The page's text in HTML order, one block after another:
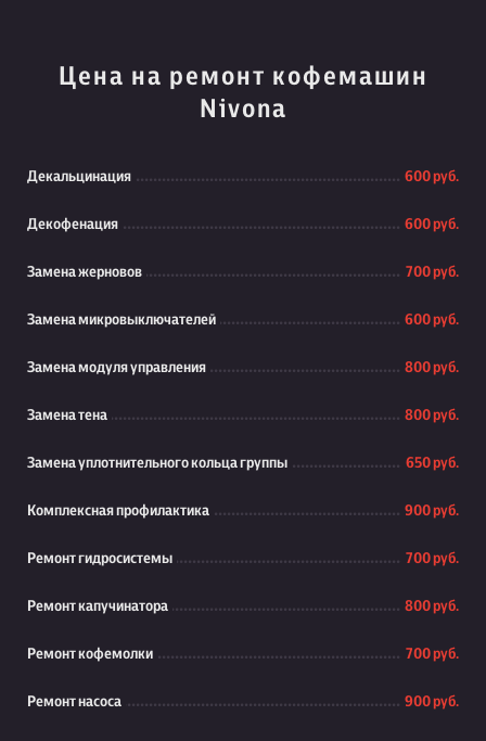
Цена на ремонт кофемашин
Nivona
Декальцинация 600 руб.
Декофенация 600 руб.
Замена жерновов 700 руб.
Замена микровыключателей 600 руб.
Замена модуля управления 800 руб.
Замена тена 800 руб.
Замена уплотнительного кольца группы 650 руб.
Комплексная профилактика 900 руб.
Ремонт гидросистемы 700 руб.
Ремонт капучинатора 800 руб.
Ремонт кофемолки 700 руб.
Ремонт насоса 900 руб.